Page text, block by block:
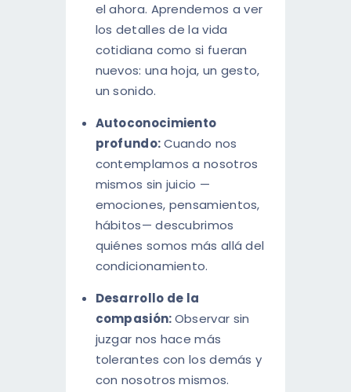
el ahora. Aprendemos a ver
los detalles de la vida
cotidiana como si fueran
nuevos: una hoja, un gesto,
un sonido.
Autoconocimiento
profundo:Cuando nos
contemplamos a nosotros
mismos sin juicio —
emociones, pensamientos,
hábitos— descubrimos
quiénes somos más allá del
condicionamiento.
Desarrollo de la
compasión:Observar sin
juzgar nos hace más
tolerantes con los demás y
con nosotros mismos.